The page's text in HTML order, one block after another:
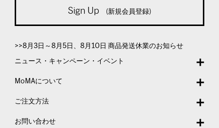
Sign Up (新規会員登録)
>>8月3日～8月5日、8月10日 商品発送休業のお知らせ
ニュース・キャンペーン・イベント
MoMAについて
ご注文方法
お問い合わせ